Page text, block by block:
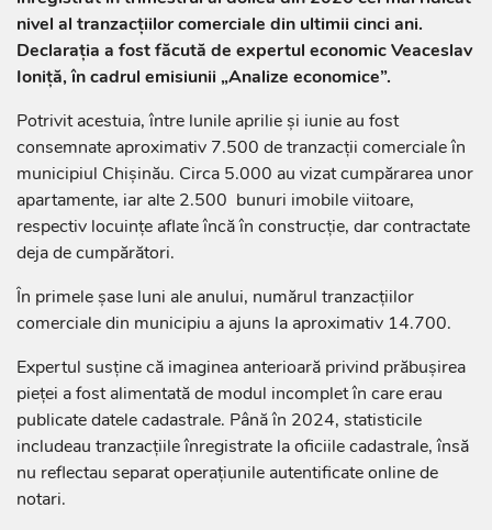
nivel al tranzacțiilor comerciale din ultimii cinci ani.
Declarația a fost făcută de expertul economic Veaceslav
Ioniță, în cadrul emisiunii „Analize economice”.
Potrivit acestuia, între lunile aprilie și iunie au fost
consemnate aproximativ 7.500 de tranzacții comerciale în
municipiul Chișinău. Circa 5.000 au vizat cumpărarea unor
apartamente, iar alte 2.500 bunuri imobile viitoare,
respectiv locuințe aflate încă în construcție, dar contractate
deja de cumpărători.
În primele șase luni ale anului, numărul tranzacțiilor
comerciale din municipiu a ajuns la aproximativ 14.700.
Expertul susține că imaginea anterioară privind prăbușirea
pieței a fost alimentată de modul incomplet în care erau
publicate datele cadastrale. Până în 2024, statisticile
includeau tranzacțiile înregistrate la oficiile cadastrale, însă
nu reflectau separat operațiunile autentificate online de
notari.